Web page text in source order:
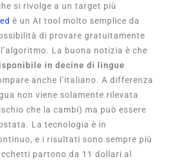
si rivolge a un target più
è un AI tool molto semplice da
di provare gratuitamente
La buona notizia è che
in decine di lingue
anche l’italiano. A differenza
non viene solamente rilevata
che la cambi) ma può essere
La tecnologia è in
e i risultati sono sempre più
partono da 11 dollari al